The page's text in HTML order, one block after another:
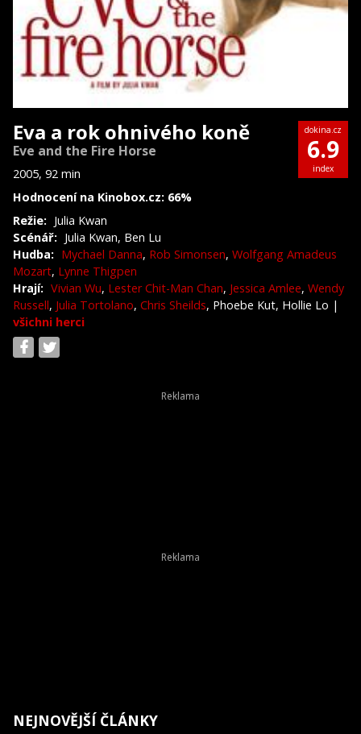
Eva a rok ohnivého koně
Eve and the Fire Horse
2005, 92 min
Hodnocení na Kinobox.cz: 66%
dokina.cz
6.9
index
Režie: Julia Kwan
Scénář: Julia Kwan, Ben Lu
Hudba: Mychael Danna, Rob Simonsen, Wolfgang Amadeus
Mozart, Lynne Thigpen
Hrají: Vivian Wu, Lester Chit-Man Chan, Jessica Amlee, Wendy
Russell, Julia Tortolano, Chris Sheilds, Phoebe Kut, Hollie Lo |
všichni herci
NEJNOVĚJŠÍ ČLÁNKY